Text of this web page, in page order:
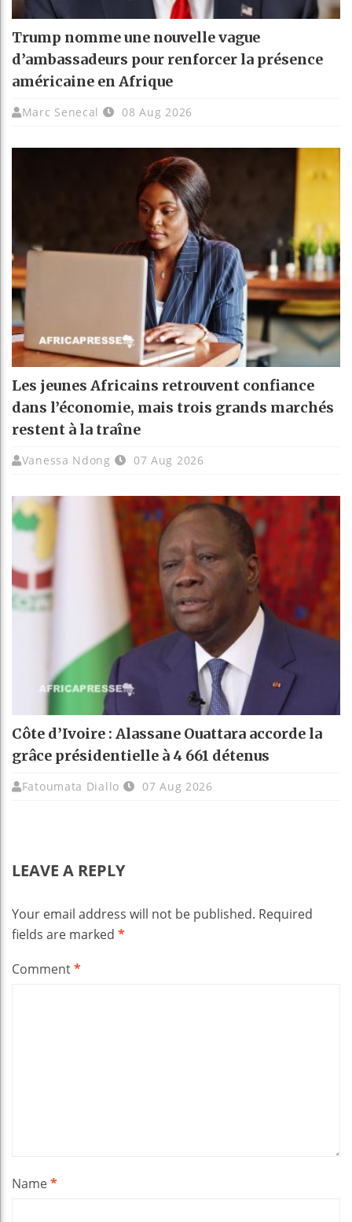
Trump nomme une nouvelle vague
d’ambassadeurs pour renforcer la présence
américaine en Afrique
Marc Senecal 08 Aug 2026
Les jeunes Africains retrouvent confiance
dans l’économie, mais trois grands marchés
restent à la traîne
Vanessa Ndong 07 Aug 2026
Côte d’Ivoire : Alassane Ouattara accorde la
grâce présidentielle à 4 661 détenus
Fatoumata Diallo 07 Aug 2026
LEAVE A REPLY
Your email address will not be published. Required
fields are marked *
Comment*
Name*